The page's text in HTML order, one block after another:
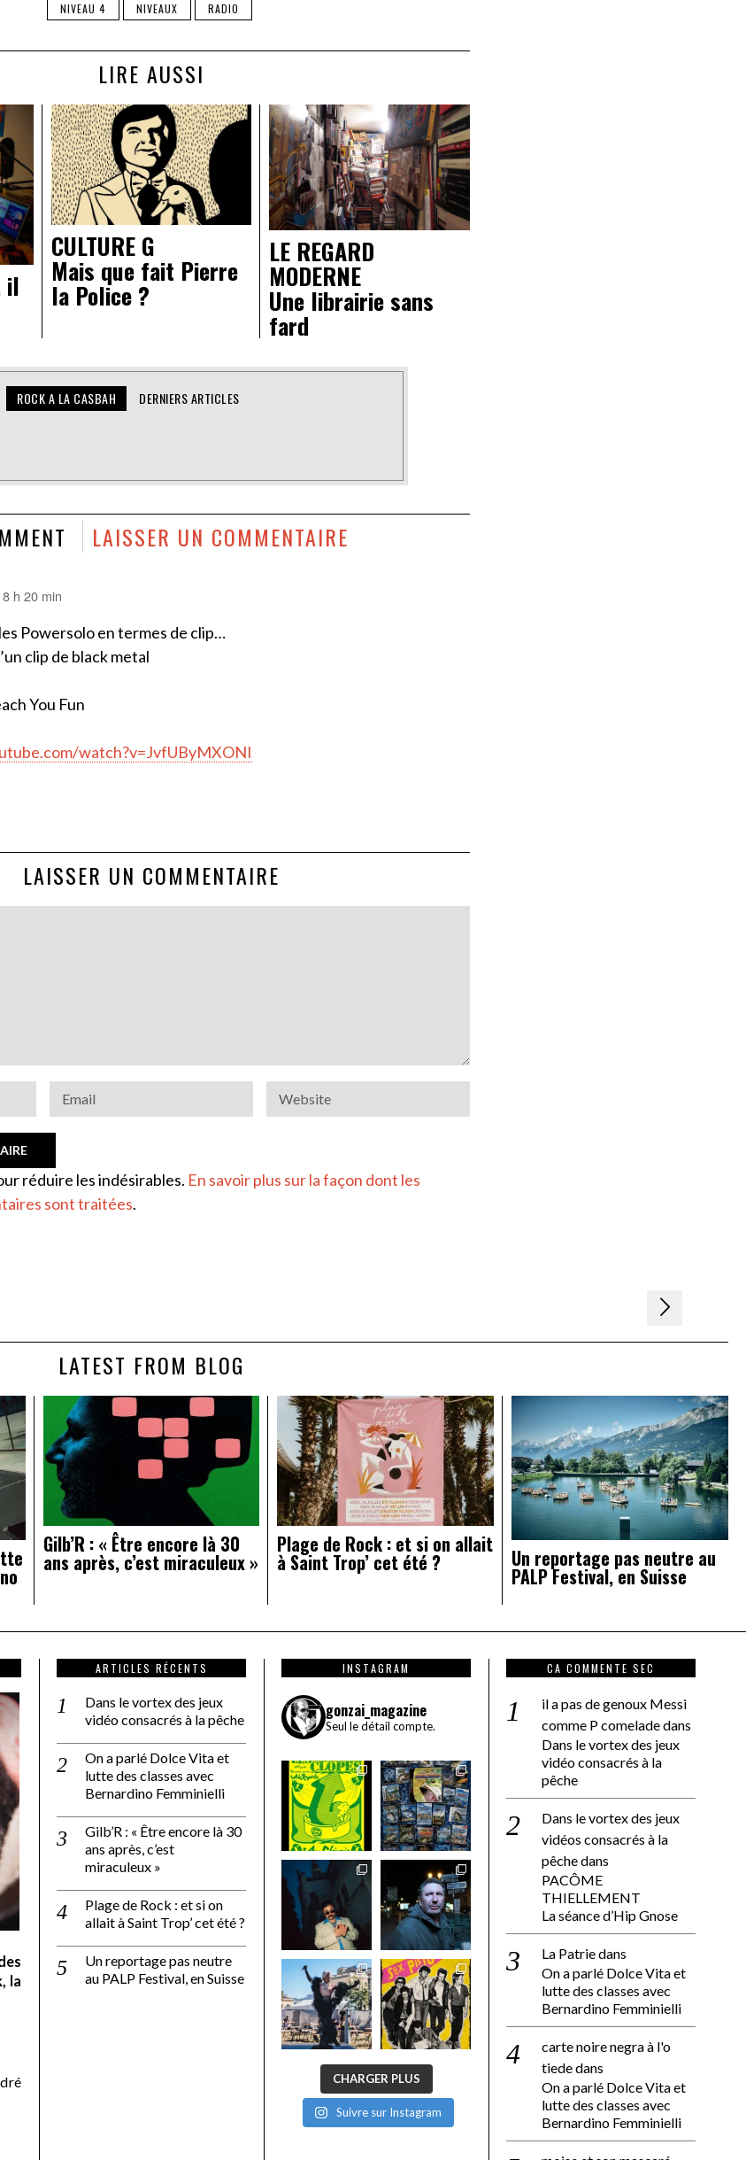
NIVEAU 4 NIVEAUX RADIO
LIRE AUSSI
il
CULTURE G
Mais que fait Pierre
la Police ?
LE REGARD
MODERNE
Une librairie sans
fard
ROCK A LA CASBAH DERNIERS ARTICLES
LAISSER UN COMMENTAIRE
h 20 min
Powersolo en termes de clip…
clip de black metal
You Fun
watch?v=JvfUByMXONI
LAISSER UN COMMENTAIRE
réduire les indésirables. En savoir plus sur la façon dont les
sont traitées.
LATEST FROM BLOG
Gilb’R : « Être encore là 30
ans après, c’est miraculeux »
Plage de Rock : et si on allait
à Saint Trop’ cet été ? Un reportage pas neutre au
PALP Festival, en Suisse
la
ARTICLES RÉCENTS
Dans le vortex des jeux
vidéo consacrés à la pêche
On a parlé Dolce Vita et
lutte des classes avec
Bernardino Femminielli
Gilb’R : « Être encore là 30
ans après, c’est
miraculeux »
Plage de Rock : et si on
allait à Saint Trop’ cet été ?
Un reportage pas neutre
au PALP Festival, en Suisse
INSTAGRAM
gonzai_magazine
Seul le détail compte.
CHARGER PLUS
Suivre sur Instagram
CA COMMENTE SEC
il a pas de genoux Messi
comme P comeladedans
Dans le vortex des jeux
vidéo consacrés à la
pêche
Dans le vortex des jeux
vidéos consacrés à la
pêchedans
PACÔME
THIELLEMENT
La séance d’Hip Gnose
La Patriedans
On a parlé Dolce Vita et
lutte des classes avec
Bernardino Femminielli
carte noire negra à l'o
tiededans
On a parlé Dolce Vita et
lutte des classes avec
Bernardino Femminielli